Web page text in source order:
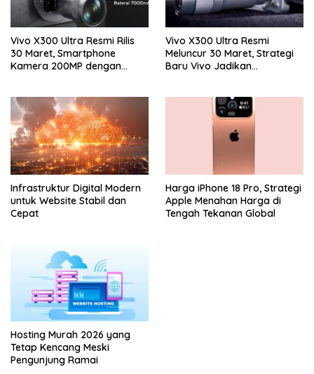
Vivo X300 Ultra Resmi Rilis
30 Maret, Smartphone
Kamera 200MP dengan
Vivo X300 Ultra Resmi
Meluncur 30 Maret, Strategi
Baru Vivo Jadikan
Infrastruktur Digital Modern
untuk Website Stabil dan
Cepat
Harga iPhone 18 Pro, Strategi
Apple Menahan Harga di
Tengah Tekanan Global
Hosting Murah 2026 yang
Tetap Kencang Meski
Pengunjung Ramai